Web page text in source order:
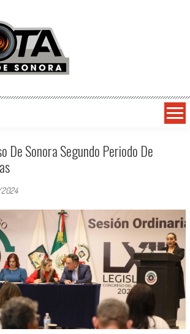
De Sonora
De Sonora Segundo Periodo De